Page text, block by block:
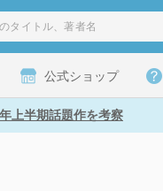
公式ショップ
上半期話題作を考察